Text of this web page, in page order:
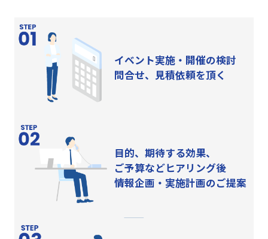
イベント実施・開催の検討
問合せ、見積依頼を頂く
目的、期待する効果、
ご予算などヒアリング後
情報企画・実施計画のご提案